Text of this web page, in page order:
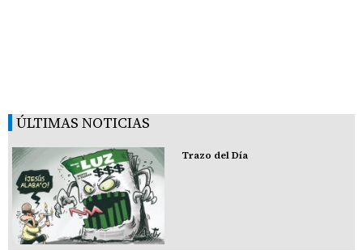
ÚLTIMAS NOTICIAS
Trazo del Día